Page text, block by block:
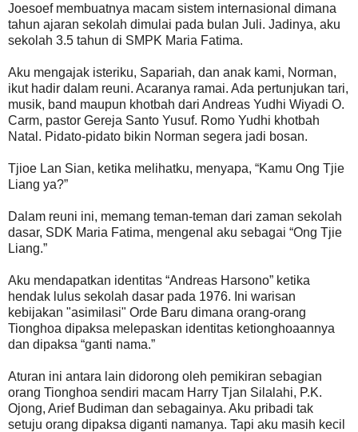
Joesoef membuatnya macam sistem internasional dimana
tahun ajaran sekolah dimulai pada bulan Juli. Jadinya, aku
sekolah 3.5 tahun di SMPK Maria Fatima.
Aku mengajak isteriku, Sapariah, dan anak kami, Norman,
ikut hadir dalam reuni. Acaranya ramai. Ada pertunjukan tari,
musik, band maupun khotbah dari Andreas Yudhi Wiyadi O.
Carm, pastor Gereja Santo Yusuf. Romo Yudhi khotbah
Natal. Pidato-pidato bikin Norman segera jadi bosan.
Tjioe Lan Sian, ketika melihatku, menyapa, “Kamu Ong Tjie
Liang ya?”
Dalam reuni ini, memang teman-teman dari zaman sekolah
dasar, SDK Maria Fatima, mengenal aku sebagai “Ong Tjie
Liang.”
Aku mendapatkan identitas “Andreas Harsono” ketika
hendak lulus sekolah dasar pada 1976. Ini warisan
kebijakan "asimilasi" Orde Baru dimana orang-orang
Tionghoa dipaksa melepaskan identitas ketionghoaannya
dan dipaksa “ganti nama.”
Aturan ini antara lain didorong oleh pemikiran sebagian
orang Tionghoa sendiri macam Harry Tjan Silalahi, P.K.
Ojong, Arief Budiman dan sebagainya. Aku pribadi tak
setuju orang dipaksa diganti namanya. Tapi aku masih kecil